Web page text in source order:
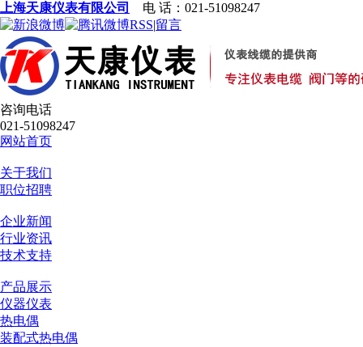
上海天康仪表有限公司
电 话：021-51098247
RSS|留言
咨询电话
021-51098247
网站首页
关于我们
职位招聘
企业新闻
行业资讯
技术支持
产品展示
仪器仪表
热电偶
装配式热电偶